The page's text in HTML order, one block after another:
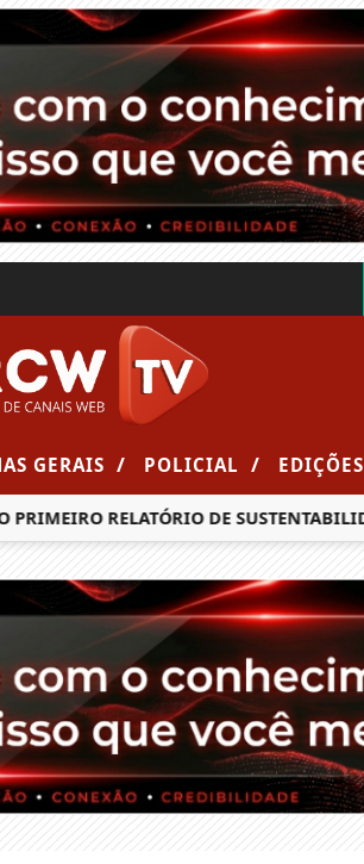
GERAIS / POLICIAL / EDIÇÕES
RELATÓRIO DE SUSTENTABILIDADE